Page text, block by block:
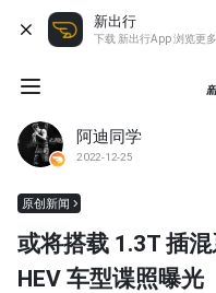
新出行
下载 新出行App 浏览更
阿迪同学
2022-12-25
原创新闻
或将搭载 1.3T 插
HEV 车型谍照曝光